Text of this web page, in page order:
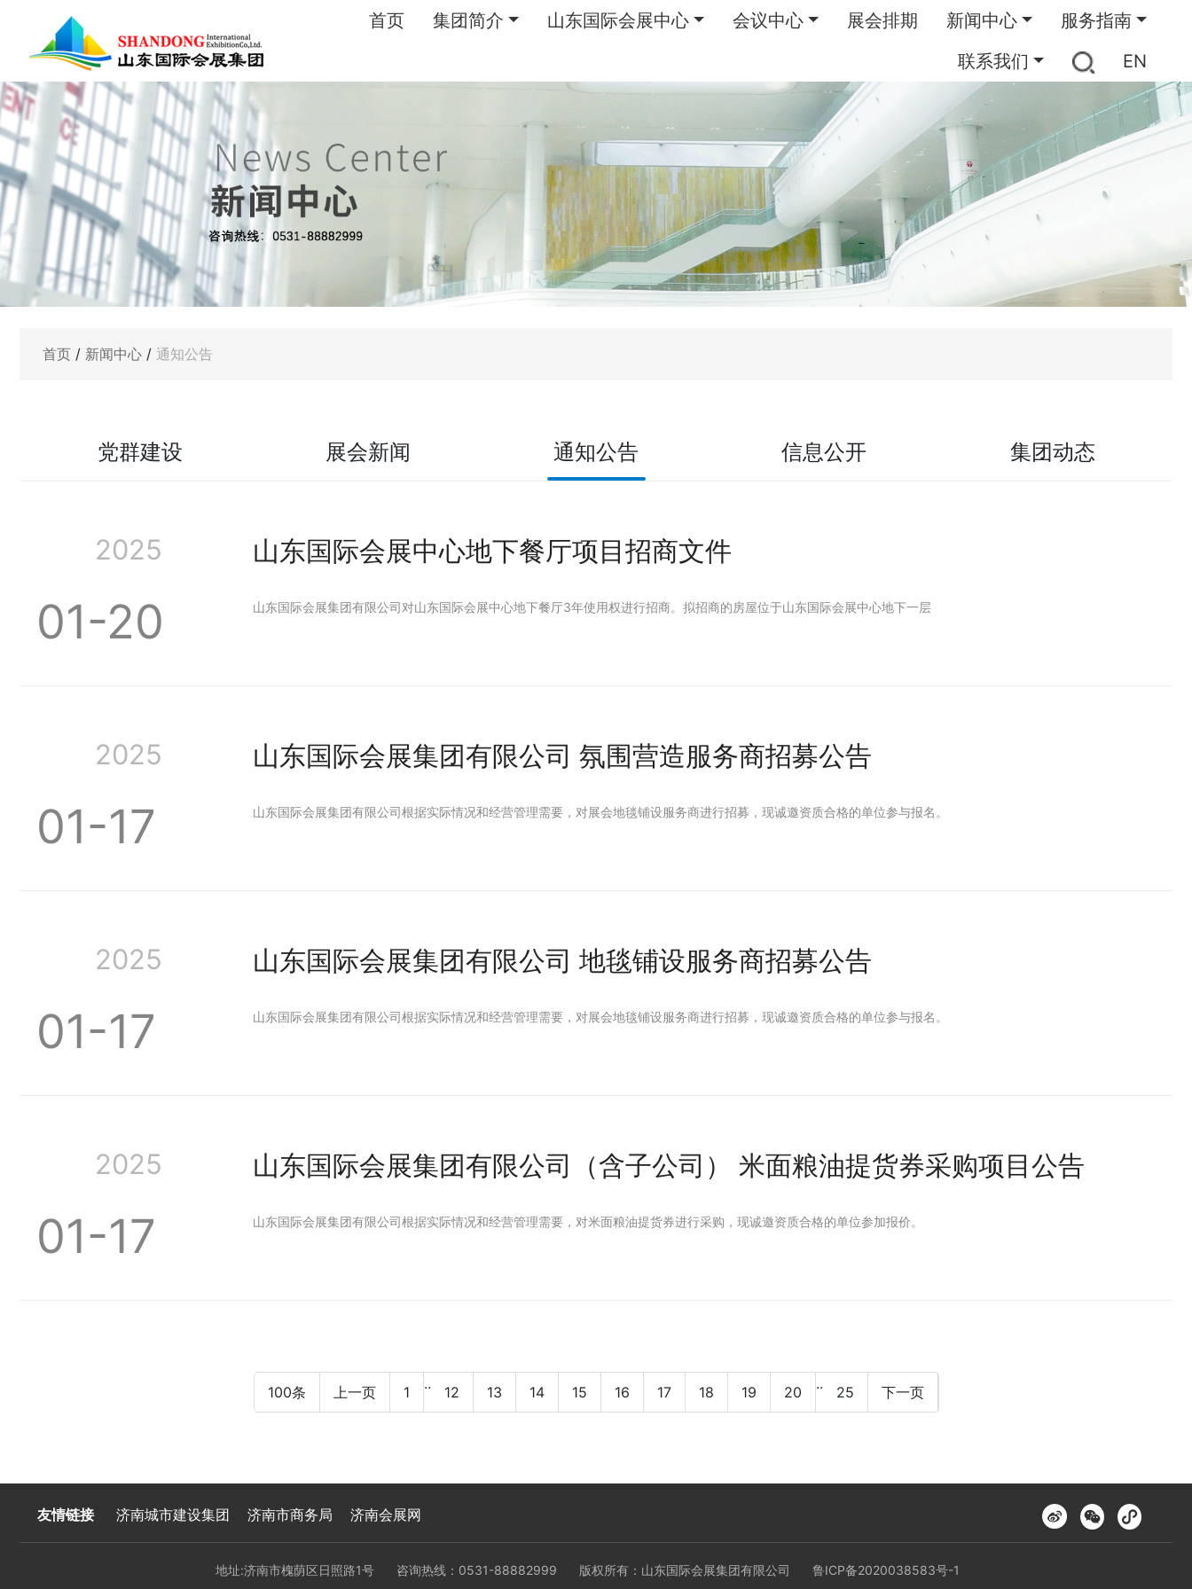
首页 集团简介 山东国际会展中心 会议中心 展会排期 新闻中心
服务指南
联系我们
EN
首页 / 新闻中心 / 通知公告
党群建设 展会新闻 通知公告 信息公开 集团动态
2025
01-20
山东国际会展中心地下餐厅项目招商文件
山东国际会展集团有限公司对山东国际会展中心地下餐厅3年使用权进行招商。拟招商的房屋位于山东国际会展中心地下一层
2025
01-17
山东国际会展集团有限公司 氛围营造服务商招募公告
山东国际会展集团有限公司根据实际情况和经营管理需要，对展会地毯铺设服务商进行招募，现诚邀资质合格的单位参与报名。
2025
01-17
山东国际会展集团有限公司 地毯铺设服务商招募公告
山东国际会展集团有限公司根据实际情况和经营管理需要，对展会地毯铺设服务商进行招募，现诚邀资质合格的单位参与报名。
2025
01-17
山东国际会展集团有限公司（含子公司） 米面粮油提货券采购项目公告
山东国际会展集团有限公司根据实际情况和经营管理需要，对米面粮油提货券进行采购，现诚邀资质合格的单位参加报价。
100条 上一页 1 .. 12 13 14 15 16 17 18 19 20 .. 25 下一页
友情链接 济南城市建设集团 济南市商务局 济南会展网
地址:济南市槐荫区日照路1号 咨询热线：0531-88882999 版权所有：山东国际会展集团有限公司 鲁ICP备2020038583号-1